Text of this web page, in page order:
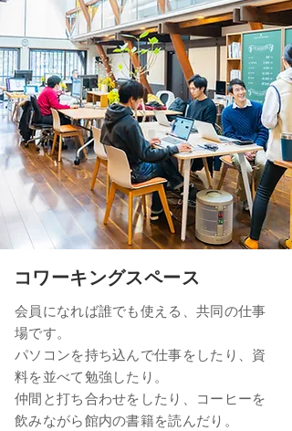
コワーキングスペース
会員になれば誰でも使える、共同の仕事
場です。
パソコンを持ち込んで仕事をしたり、資
料を並べて勉強したり。
仲間と打ち合わせをしたり、コーヒーを
飲みながら館内の書籍を読んだり。